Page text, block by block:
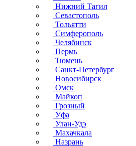
Нижний Тагил
Севастополь
Тольятти
Симферополь
Челябинск
Пермь
Тюмень
Санкт-Петербург
Новосибирск
Омск
Майкоп
Грозный
Уфа
Улан-Удэ
Махачкала
Назрань